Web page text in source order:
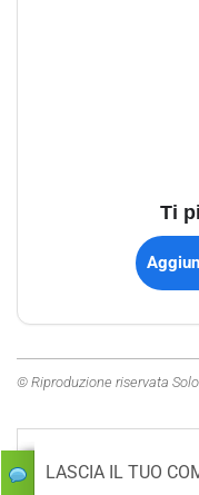
Ti
© Riproduzione riservata
LASCIA IL TUO